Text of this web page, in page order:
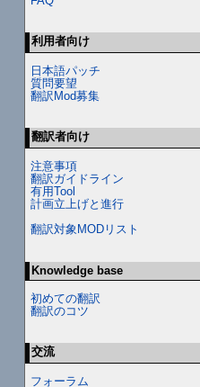
利用者向け
日本語パッチ
質問要望
翻訳Mod募集
翻訳者向け
注意事項
翻訳ガイドライン
有用Tool
計画立上げと進行
翻訳対象MODリスト
Knowledge base
初めての翻訳
翻訳のコツ
交流
フォーラム